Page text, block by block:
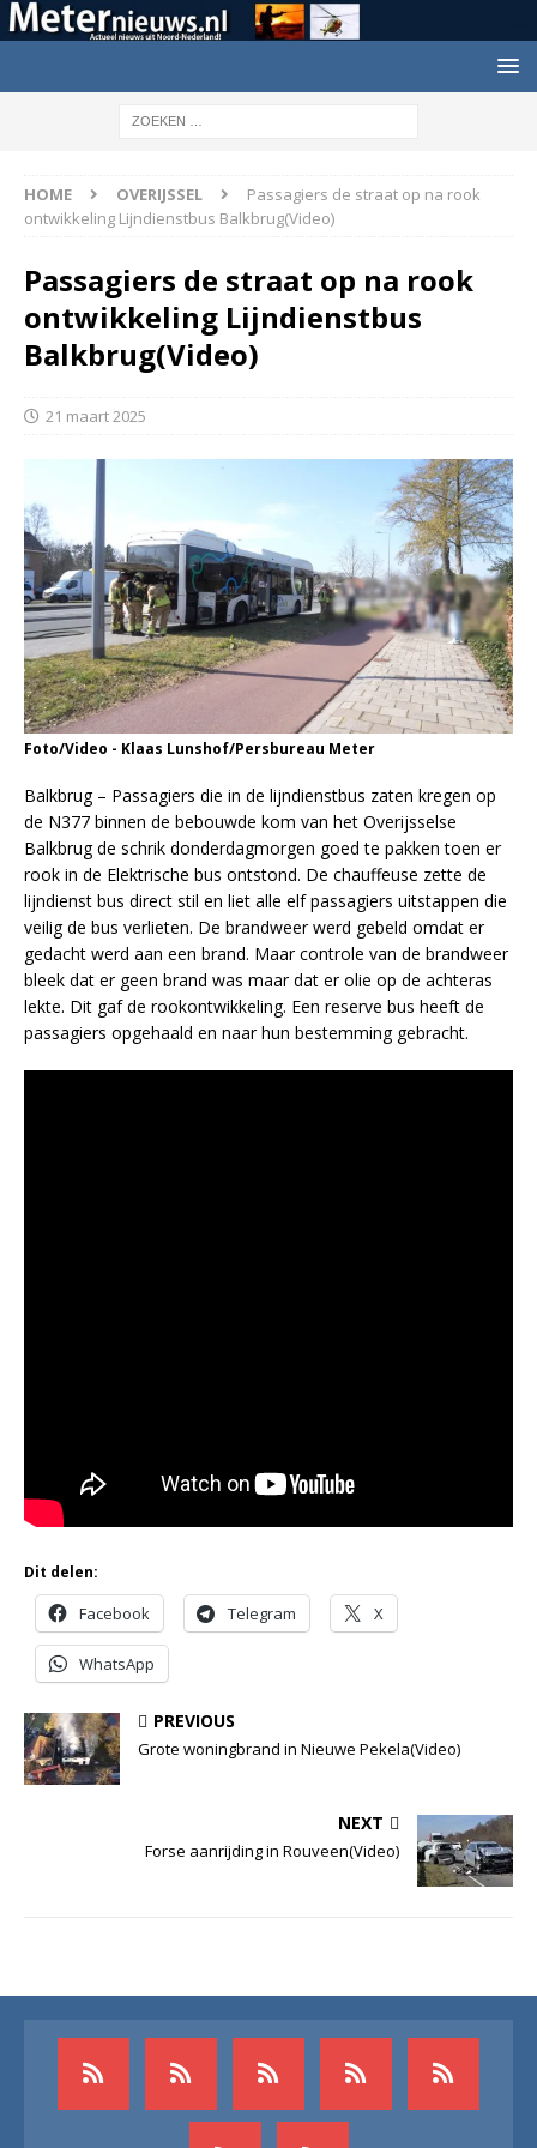
HOME OVERIJSSEL
Passagiers de straat op na rook
ontwikkeling Lijndienstbus Balkbrug(Video)
Passagiers de straat op na rook
ontwikkeling Lijndienstbus
Balkbrug(Video)
21 maart 2025
Foto/Video - Klaas Lunshof/Persbureau Meter
Balkbrug – Passagiers die in de lijndienstbus zaten kregen op
de N377 binnen de bebouwde kom van het Overijsselse
Balkbrug de schrik donderdagmorgen goed te pakken toen er
rook in de Elektrische bus ontstond. De chauffeuse zette de
lijndienst bus direct stil en liet alle elf passagiers uitstappen die
veilig de bus verlieten. De brandweer werd gebeld omdat er
gedacht werd aan een brand. Maar controle van de brandweer
bleek dat er geen brand was maar dat er olie op de achteras
lekte. Dit gaf de rookontwikkeling. Een reserve bus heeft de
passagiers opgehaald en naar hun bestemming gebracht.
Dit delen:
Facebook Telegram X
WhatsApp
PREVIOUS
Grote woningbrand in Nieuwe Pekela(Video)
NEXT
Forse aanrijding in Rouveen(Video)